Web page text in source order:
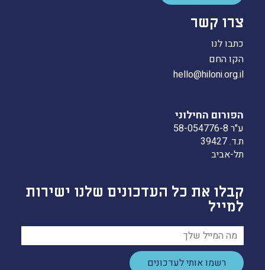
צרו קשר
כתבו לנו
הקו החם
hello@hiloni.org.il
קבלו את כל העדכונים שלנו ישירות
למייל
רשמו אותי לעדכונים
הפורום החילוני
ע"ר 58-054776-8
ת.ד. 39427
תל-אביב